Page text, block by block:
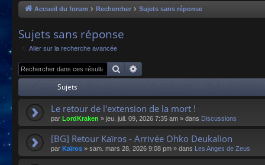
co
s
Accueil du forum Rechercher Sujets sans réponse
Sujets sans réponse
Aller sur la recherche avancée
Rechercher
Sujets
Le retour de l'extension de la mort !
par LordKraken » jeu. juil. 09, 2026 7:35 am » dans Discussions
[BG] Retour Kaïros - Arrivée Ohko Deukalion
par Kaïros » sam. mars 28, 2026 9:08 pm » dans Les Anges de Zeus